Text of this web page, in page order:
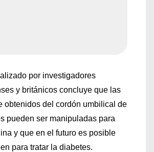
por investigadores
y británicos concluye que las
obtenidos del cordón umbilical de
pueden ser manipuladas para
y que en el futuro es posible
para tratar la diabetes.